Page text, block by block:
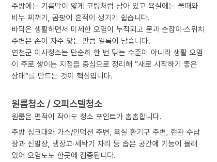
주방에는 기름막이 얇게 코팅처럼 남아 있고 욕실에는 물때와
비누 찌꺼기, 곰팡이 흔적이 생기기 쉽습니다.
바닥은 생활하면서 미세한 오염이 누적되고 문과 손잡이·스위치
주변은 손이 자주 닿는 만큼 얼룩이 남습니다.
연천군 이사청소는 단순히 한 번 닦는 수준이 아니라 생활 오염
이 주로 쌓이는 지점을 중심으로 정리해 “새로 시작하기 좋은
상태”를 만드는 것이 핵심입니다.
원룸청소 / 오피스텔청소
원룸은 면적이 작아도 청소 포인트가 촘촘합니다.
주방 싱크대와 가스/인덕션 주변, 욕실 환기구 주변, 현관 수납
장과 신발장, 냉장고·세탁기 자리 등 좁은 공간에 기능이 몰려
있어 오염도도 한곳에 집중됩니다.